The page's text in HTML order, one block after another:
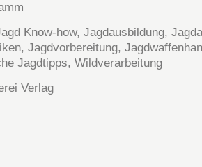
Know-how,Jagdausbildung,
,Jagdvorbereitung,
Jagdtipps,Wildverarbeitung
Verlag